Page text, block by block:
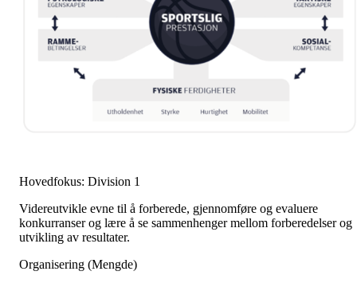
Hovedfokus: Division 1
Videreutvikle evne til å forberede, gjennomføre og evaluere
konkurranser og lære å se sammenhenger mellom forberedelser og
utvikling av resultater.
Organisering (Mengde)